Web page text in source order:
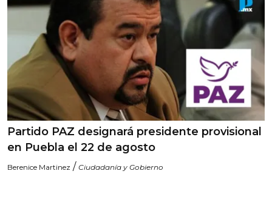
Partido PAZ designará presidente provisional
en Puebla el 22 de agosto
Berenice Martinez / Ciudadanía y Gobierno